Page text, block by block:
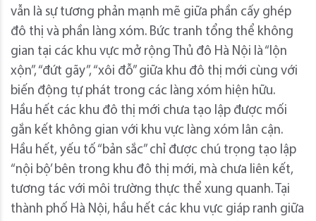
vẫn là sự tương phản mạnh mẽ giữa phần cấy ghép
đô thị và phần làng xóm. Bức tranh tổng thể không
gian tại các khu vực mở rộng Thủ đô Hà Nội là “lộn
xộn”, “đứt gãy”, “xôi đỗ” giữa khu đô thị mới cùng với
biến động tự phát trong các làng xóm hiện hữu.
Hầu hết các khu đô thị mới chưa tạo lập được mối
gắn kết không gian với khu vực làng xóm lân cận.
Hầu hết, yếu tố “bản sắc” chỉ được chú trọng tạo lập
“nội bộ’ bên trong khu đô thị mới, mà chưa liên kết,
tương tác với môi trường thực thể xung quanh. Tại
thành phố Hà Nội, hầu hết các khu vực giáp ranh giữa